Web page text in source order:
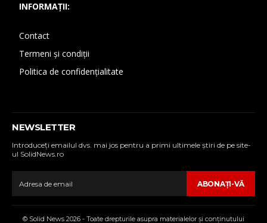
INFORMAȚII:
Contact
Termeni și condiții
Politica de confidențialitate
NEWSLETTER
Introduceţi emailul dvs. mai jos pentru a primi ultimele ştiri de pe site-
ul SolidNews.ro
ABONAŢI-VĂ
© Solid News 2026 - Toate drepturile asupra materialelor şi conţinutului